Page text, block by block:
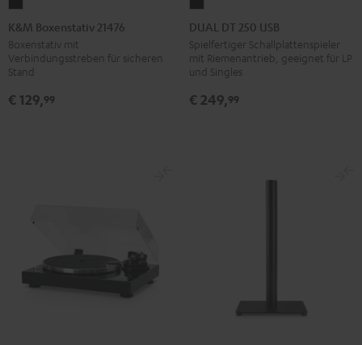
Boxenstativ
21476
Schwarz
K&M Boxenstativ 21476
Boxenstativ mit
Verbindungsstreben für sicheren
Stand
€ 129,99
DT
250
USB
Schwarz
DUAL DT 250 USB
Spielfertiger Schallplattenspieler
mit Riemenantrieb, geeignet für LP
und Singles
€ 249,99